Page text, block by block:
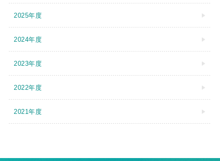
2025年度
2024年度
2023年度
2022年度
2021年度